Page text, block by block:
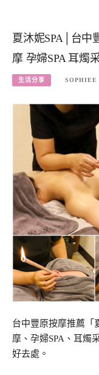
夏沐妮SPA│台中
摩 孕婦SPA 耳燭
生活分享 SOPHIEE
台中豐原按摩推薦「
摩、孕婦SPA、耳燭
好去處。